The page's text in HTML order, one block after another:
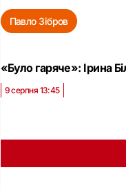
Павло Зібров
«Було гаряче»: Ірина
9 серпня 13:45